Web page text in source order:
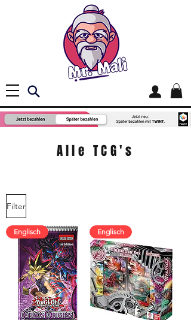
Alle TCG's
Filter
Englisch Englisch